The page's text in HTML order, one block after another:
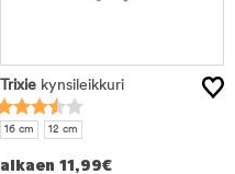
Trixie kynsileikkuri
16 cm 12 cm
alkaen 11,99€